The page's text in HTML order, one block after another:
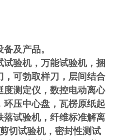
及产品。
验机，万能试验机，捆
可勃取样刀，层间结合
测定仪，数控电动离心
压中心盘，瓦楞原纸起
试验机，纤维标准解离
切试验机，密封性测试